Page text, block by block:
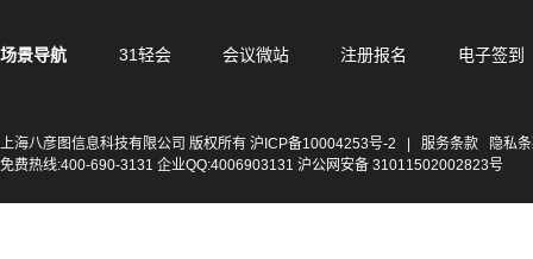
场景导航 31轻会 会议微站 注册报名 电子签到
上海八彦图信息科技有限公司 版权所有 沪ICP备10004253号-2 服务条款
隐私
免费热线:400-690-3131 企业QQ:4006903131 沪公网安备 31011502002823号